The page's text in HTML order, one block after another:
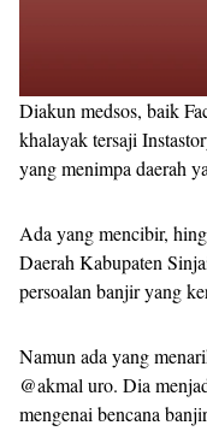
Diakun medsos, baik
khalayak tersaji
yang menimpa daerah
Ada yang mencibir,
Daerah Kabupaten
persoalan banjir yang
Namun ada yang
@akmal uro. Dia
mengenai bencana